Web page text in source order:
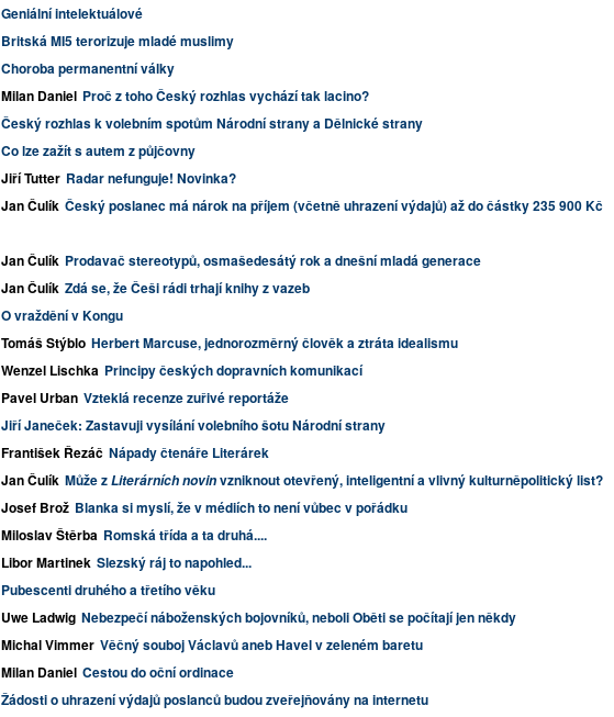
Geniální intelektuálové
Britská MI5 terorizuje mladé muslimy
Choroba permanentní války
Milan Daniel Proč z toho Český rozhlas vychází tak lacino?
Český rozhlas k volebním spotům Národní strany a Dělnické strany
Co lze zažít s autem z půjčovny
Jiří Tutter Radar nefunguje! Novinka?
Jan Čulík Český poslanec má nárok na příjem (včetně uhrazení výdajů) až do částky 235 900 Kč
Jan Čulík Prodavač stereotypů, osmašedesátý rok a dnešní mladá generace
Jan Čulík Zdá se, že Češi rádi trhají knihy z vazeb
O vraždění v Kongu
Tomáš Stýblo Herbert Marcuse, jednorozměrný člověk a ztráta idealismu
Wenzel Lischka Principy českých dopravních komunikací
Pavel Urban Vzteklá recenze zuřivé reportáže
Jiří Janeček: Zastavuji vysílání volebního šotu Národní strany
František Řezáč Nápady čtenáře Literárek
Jan Čulík Může zLiterárních novinvzniknout otevřený, inteligentní a vlivný kulturněpolitický list?
Josef Brož Blanka si myslí, že v médiích to není vůbec v pořádku
Miloslav Štěrba Romská třída a ta druhá....
Libor Martinek Slezský ráj to napohled...
Pubescenti druhého a třetího věku
Uwe Ladwig Nebezpečí náboženských bojovníků, neboli Oběti se počítají jen někdy
Michal Vimmer Věčný souboj Václavů aneb Havel v zeleném baretu
Milan Daniel Cestou do oční ordinace
Žádosti o uhrazení výdajů poslanců budou zveřejňovány na internetu